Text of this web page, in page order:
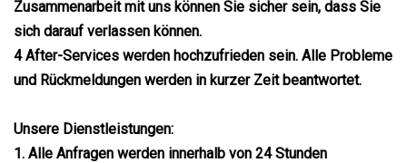
Zusammenarbeit mit uns können Sie sicher sein, dass Sie
sich darauf verlassen können.
4 After-Services werden hochzufrieden sein. Alle Probleme
und Rückmeldungen werden in kurzer Zeit beantwortet.
Unsere Dienstleistungen:
1. Alle Anfragen werden innerhalb von 24 Stunden